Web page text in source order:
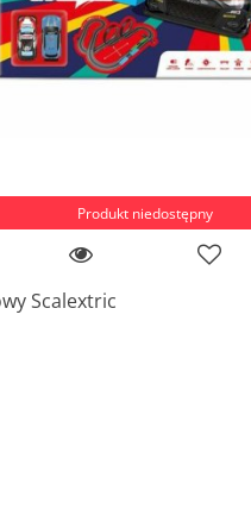
Produkt niedostępny
Scalextric